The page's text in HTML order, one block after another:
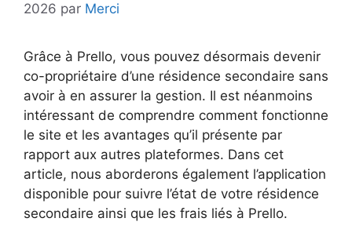
2026 par Merci
Grâce à Prello, vous pouvez désormais devenir
co-propriétaire d’une résidence secondaire sans
avoir à en assurer la gestion. Il est néanmoins
intéressant de comprendre comment fonctionne
le site et les avantages qu’il présente par
rapport aux autres plateformes. Dans cet
article, nous aborderons également l’application
disponible pour suivre l’état de votre résidence
secondaire ainsi que les frais liés à Prello.